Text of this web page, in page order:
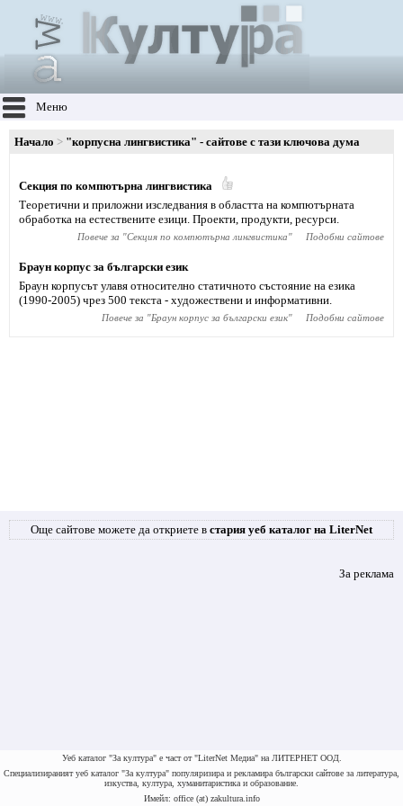
Меню
Начало "корпусна лингвистика" - сайтове с тази ключова дума
Секция по компютърна лингвистика
Теоретични и приложни изследвания в областта на компютърната
обработка на естествените езици. Проекти, продукти, ресурси.
Повече за "Секция по компютърна лингвистика" Подобни сайтове
Браун корпус за български език
Браун корпусът улавя относително статичното състояние на езика
(1990-2005) чрез 500 текста - художествени и информативни.
Повече за "Браун корпус за български език" Подобни сайтове
Още сайтове можете да откриете в стария уеб каталог на LiterNet
За реклама
Уеб каталог "За култура" е част от "LiterNet Медиа" на ЛИТЕРНЕТ ООД.
Специализираният уеб каталог "За култура" популяризира и рекламира български сайтове за литература,
изкуства, култура, хуманитаристика и образование.
Имейл: office (at) zakultura.info